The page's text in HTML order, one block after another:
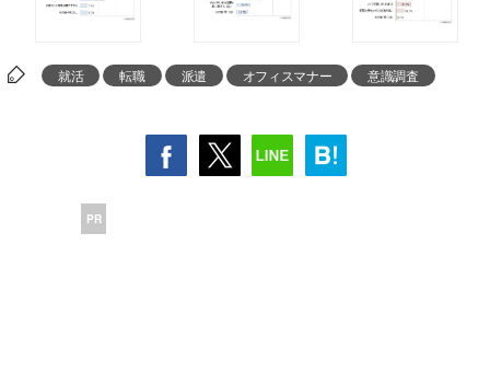
就活 転職 派遣 オフィスマナー 意識調査
PR